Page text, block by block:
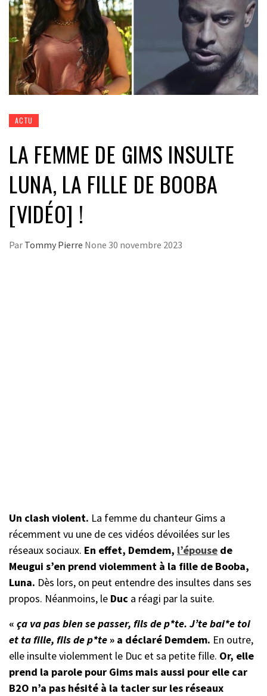
ACTU
LA FEMME DE GIMS INSULTE
LUNA, LA FILLE DE BOOBA
[VIDÉO] !
Par Tommy Pierre None 30 novembre 2023
Un clash violent. La femme du chanteur Gims a
récemment vu une de ces vidéos dévoilées sur les
réseaux sociaux. En effet, Demdem, l’épouse de
Meugui s’en prend violemment à la fille de Booba,
Luna. Dès lors, on peut entendre des insultes dans ses
propos. Néanmoins, le Duc a réagi par la suite.
« ça va pas bien se passer, fils de p*te. J’te bai*e toi
et ta fille, fils de p*te» a déclaré Demdem. En outre,
elle insulte violemment le Duc et sa petite fille. Or, elle
prend la parole pour Gims mais aussi pour elle car
B2O n’a pas hésité à la tacler sur les réseaux